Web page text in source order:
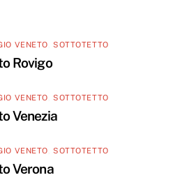
VENETO ,SOTTOTETTO
Rovigo
VENETO ,SOTTOTETTO
Venezia
VENETO ,SOTTOTETTO
Verona